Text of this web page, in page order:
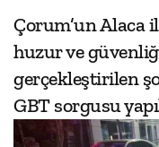
Çorum’un Alaca
huzur ve
gerçekleştirilen
GBT sorgusu